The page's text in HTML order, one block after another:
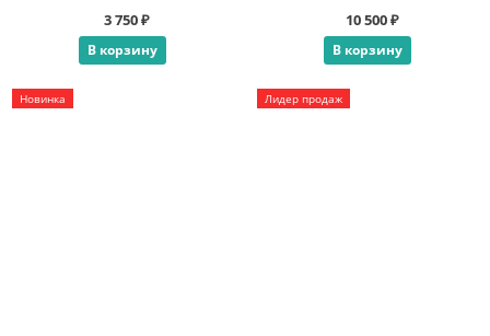
3 750 ₽
В корзину
10 500 ₽
В корзину
Новинка Лидер продаж